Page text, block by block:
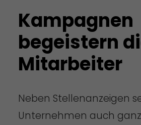
Kampagnen
begeistern
Mitarbeiter
Neben Stellenanzeigen
Unternehmen auch